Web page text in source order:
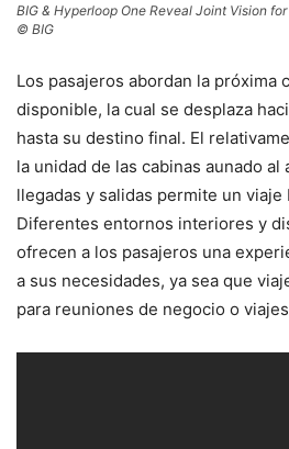
BIG & Hyperloop One Reveal Joint Vision
© BIG
Los pasajeros abordan la próxima
disponible, la cual se desplaza
hasta su destino final. El
la unidad de las cabinas aunado al
llegadas y salidas permite un viaje
Diferentes entornos interiores y
ofrecen a los pasajeros una
a sus necesidades, ya sea que
para reuniones de negocio o